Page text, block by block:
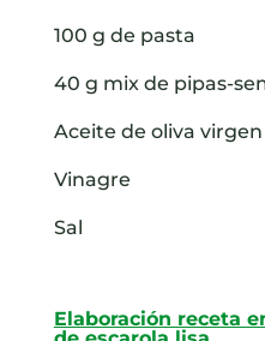
100 g de pasta
40 g mix de pipas-
Aceite de oliva
Vinagre
Sal
Elaboración receta